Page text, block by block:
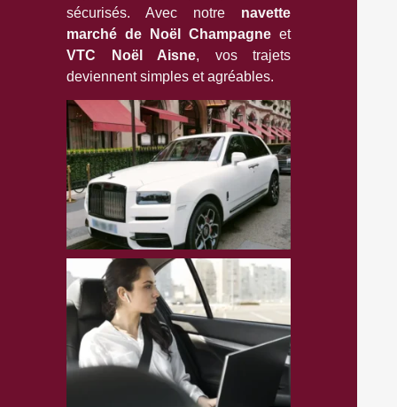
sécurisés. Avec notre navette
marché de Noël Champagne et
VTC Noël Aisne, vos trajets
deviennent simples et agréables.